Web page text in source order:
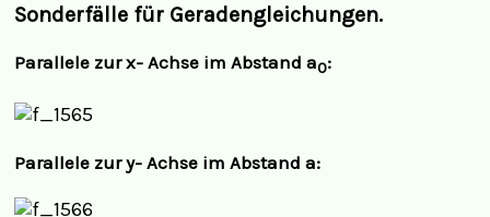
Sonderfälle für Geradengleichungen.
Parallele zur x- Achse im Abstand a0:
Parallele zur y- Achse im Abstand a: